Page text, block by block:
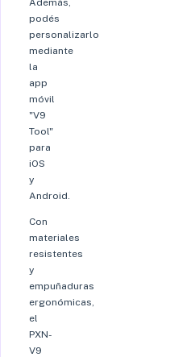
Además,
podés
personalizarlo
mediante
la
app
móvil
"V9
Tool"
para
iOS
y
Android.
Con
materiales
resistentes
y
empuñaduras
ergonómicas,
el
PXN-
V9